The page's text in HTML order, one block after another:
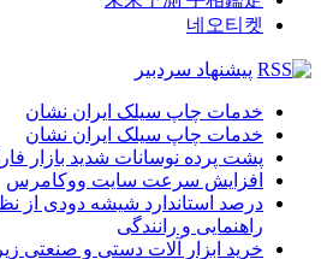
네오티켓
پیشنهاد سردبیر
خدمات چاپ سیلک ایران نشان
خدمات چاپ سیلک ایران نشان
پشت پرده نوسانات شدید بازار
افزایش سرعت سایت ووکامرس
درصد استاندارد شیشه دودی از
راهنمایی و رانندگی
خرید ابزار آلات دستی و صنعتی